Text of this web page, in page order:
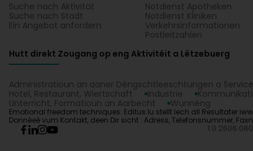
Suche nach Aktivität
Suche nach Stadt
Ein Angebot anfordern
Notdienst Apotheken
Notdienst Kliniken
Verkehrsinformationen
Postleitzahlen
Hutt direkt Zougang op eng Aktivitéit a Lëtzebuerg
Administratioun an aaner Déngschtleeschtungen a
Hotel, Restaurant, Wiertschaft
Industrie
Unterricht, Formatioun an Aarbecht
Wunnéng
Emotional freedom techniques: Editus.lu stellt Iech all Resultater
Donnéeë vum Kontakt, deen Dir sicht : Adress, Telefonsnummer,